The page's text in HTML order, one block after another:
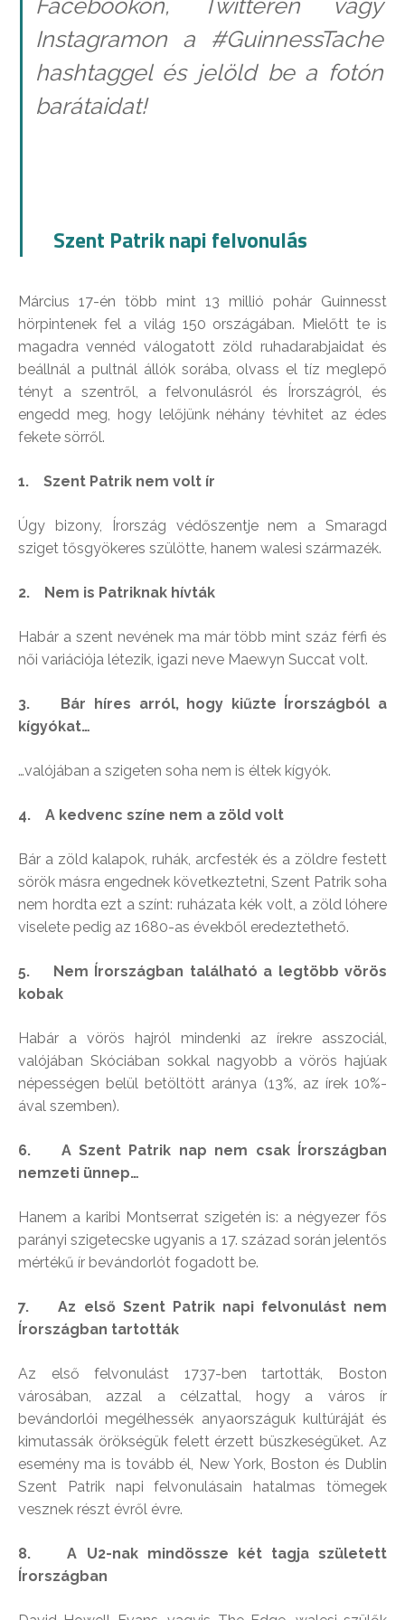
Instagramon a #GuinnessTache
hashtaggel és jelöld be a fotón
barátaidat!
Szent Patrik napi felvonulás
Március 17-én több mint 13 millió pohár Guinnesst
hörpintenek fel a világ 150 országában. Mielőtt te is
magadra vennéd válogatott zöld ruhadarabjaidat és
beállnál a pultnál állók sorába, olvass el tíz meglepő
tényt a szentről, a felvonulásról és Írországról, és
engedd meg, hogy lelőjünk néhány tévhitet az édes
fekete sörről.
1. Szent Patrik nem volt ír
Úgy bizony, Írország védőszentje nem a Smaragd
sziget tősgyökeres szülötte, hanem walesi származék.
2. Nem is Patriknak hívták
Habár a szent nevének ma már több mint száz férfi és
női variációja létezik, igazi neve Maewyn Succat volt.
3. Bár híres arról, hogy kiűzte Írországból a
kígyókat…
…valójában a szigeten soha nem is éltek kígyók.
4. A kedvenc színe nem a zöld volt
Bár a zöld kalapok, ruhák, arcfesték és a zöldre festett
sörök másra engednek következtetni, Szent Patrik soha
nem hordta ezt a színt: ruházata kék volt, a zöld lóhere
viselete pedig az 1680-as évekből eredeztethető.
5. Nem Írországban található a legtöbb vörös
kobak
Habár a vörös hajról mindenki az írekre asszociál,
valójában Skóciában sokkal nagyobb a vörös hajúak
népességen belül betöltött aránya (13%, az írek 10%-
ával szemben).
6. A Szent Patrik nap nem csak Írországban
nemzeti ünnep…
Hanem a karibi Montserrat szigetén is: a négyezer fős
parányi szigetecske ugyanis a 17. század során jelentős
mértékű ír bevándorlót fogadott be.
7. Az első Szent Patrik napi felvonulást nem
Írországban tartották
Az első felvonulást 1737-ben tartották, Boston
városában, azzal a célzattal, hogy a város ír
bevándorlói megélhessék anyaországuk kultúráját és
kimutassák örökségük felett érzett büszkeségüket. Az
esemény ma is tovább él, New York, Boston és Dublin
Szent Patrik napi felvonulásain hatalmas tömegek
vesznek részt évről évre.
8. A U2-nak mindössze két tagja született
Írországban